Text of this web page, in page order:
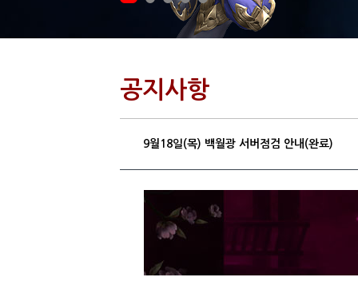
공지사항
9월18일(목) 백월광 서버점검 안내(완료)